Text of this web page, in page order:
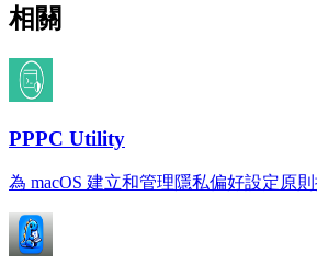
相關
PPPC Utility
為 macOS 建立和管理隱私偏好設定原